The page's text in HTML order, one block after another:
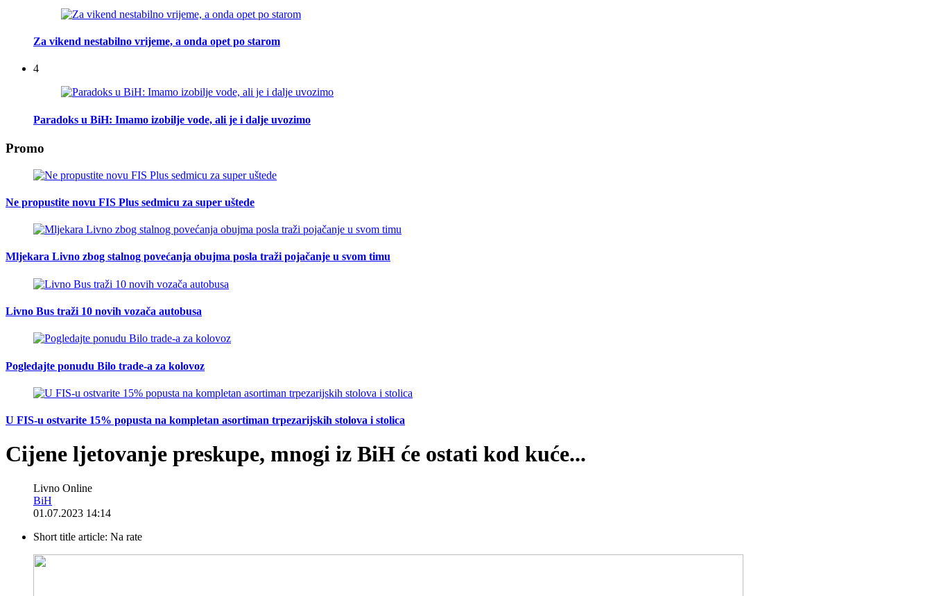
Za vikend nestabilno vrijeme, a onda opet po starom
4
Paradoks u BiH: Imamo izobilje vode, ali je i dalje uvozimo
Promo
Ne propustite novu FIS Plus sedmicu za super uštede
Mljekara Livno zbog stalnog povećanja obujma posla traži pojačanje u svom timu
Livno Bus traži 10 novih vozača autobusa
Pogledajte ponudu Bilo trade-a za kolovoz
U FIS-u ostvarite 15% popusta na kompletan asortiman trpezarijskih stolova i stolica
Cijene ljetovanje preskupe, mnogi iz BiH će ostati kod kuće...
Livno Online
BiH
01.07.2023 14:14
Short title article: Na rate